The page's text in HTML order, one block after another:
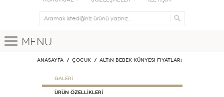
Menu
Anasayfa ÇOCUK Altın Bebek Künyesi Fiyatları
GALERİ
ÜRÜN ÖZELLİKLERİ